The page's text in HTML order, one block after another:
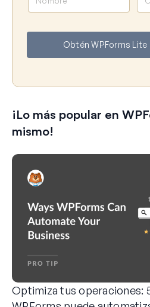
b
e
r
e
o
l
c
ó
o
Obtén WPForms
¡Lo más popular en
mismo!
Optimiza tus operaciones: